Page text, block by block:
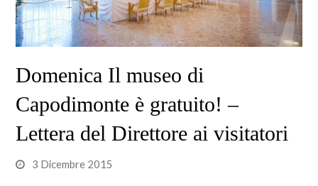
Domenica Il museo di
Capodimonte è gratuito! –
Lettera del Direttore ai visitatori
3 Dicembre 2015